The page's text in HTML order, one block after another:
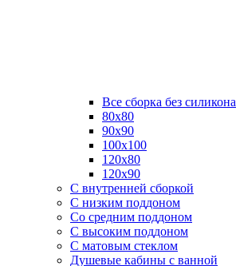
Все сборка без силикона
80х80
90х90
100х100
120х80
120х90
С внутренней сборкой
C низким поддоном
Со средним поддоном
С высоким поддоном
С матовым стеклом
Душевые кабины с ванной